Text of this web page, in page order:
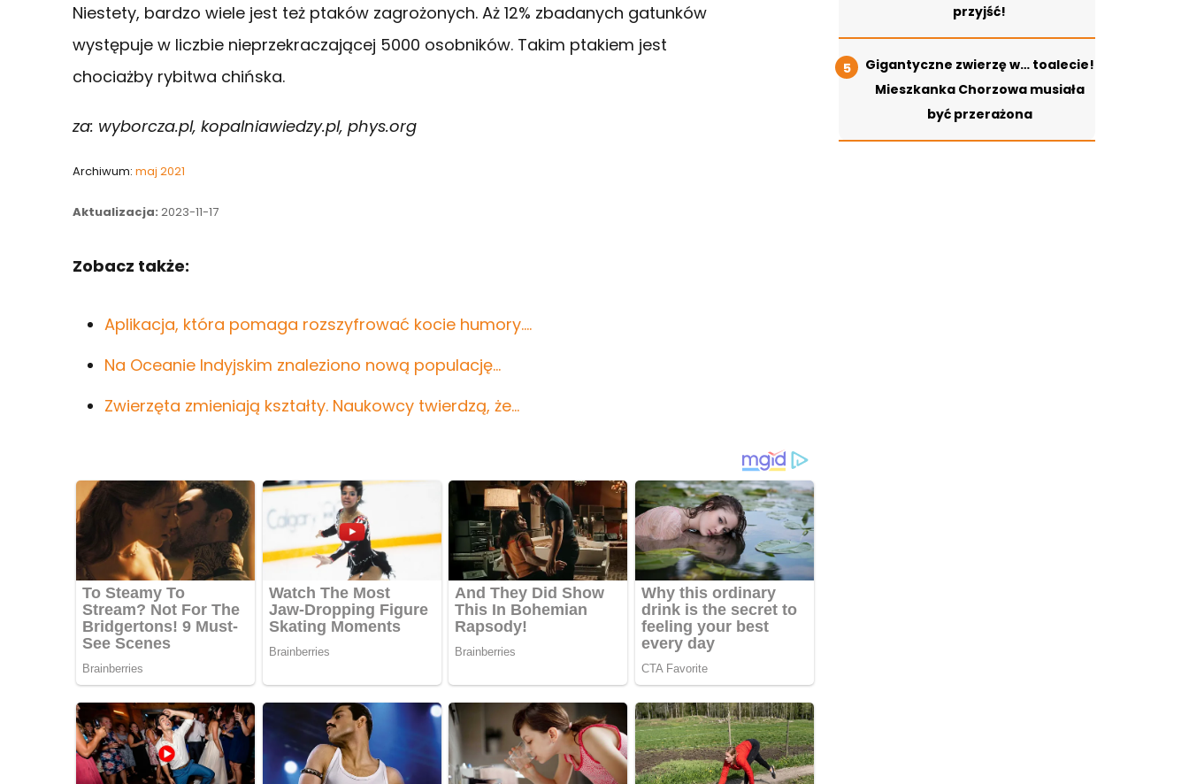
Niestety, bardzo wiele jest też ptaków zagrożonych. Aż 12% zbadanych gatunków
występuje w liczbie nieprzekraczającej 5000 osobników. Takim ptakiem jest
chociażby rybitwa chińska.
za: wyborcza.pl, kopalniawiedzy.pl, phys.org
Archiwum: maj 2021
Aktualizacja: 2023-11-17
Zobacz także:
Aplikacja, która pomaga rozszyfrować kocie humory.…
Na Oceanie Indyjskim znaleziono nową populację…
Zwierzęta zmieniają kształty. Naukowcy twierdzą, że…
przyjść!
Gigantyczne zwierzę w… toalecie!
Mieszkanka Chorzowa musiała
być przerażona